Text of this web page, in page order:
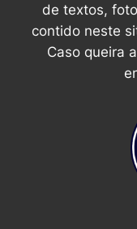
de textos,
contido neste
Caso queira